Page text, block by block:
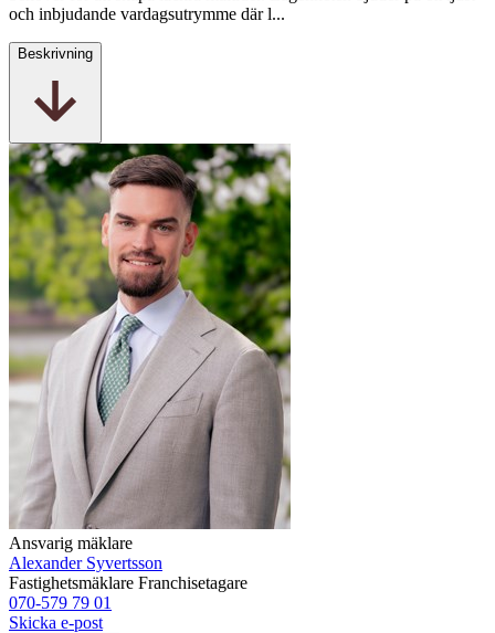
och inbjudande vardagsutrymme där l...
Beskrivning
Ansvarig mäklare
Alexander Syvertsson
Fastighetsmäklare Franchisetagare
070-579 79 01
Skicka e-post